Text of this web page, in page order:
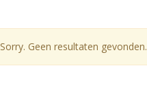
Sorry. Geen resultaten gevonden.